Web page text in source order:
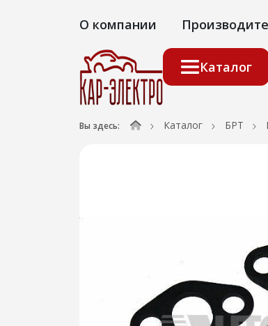
О компании
Каталог
Вы здесь: Каталог БРТ